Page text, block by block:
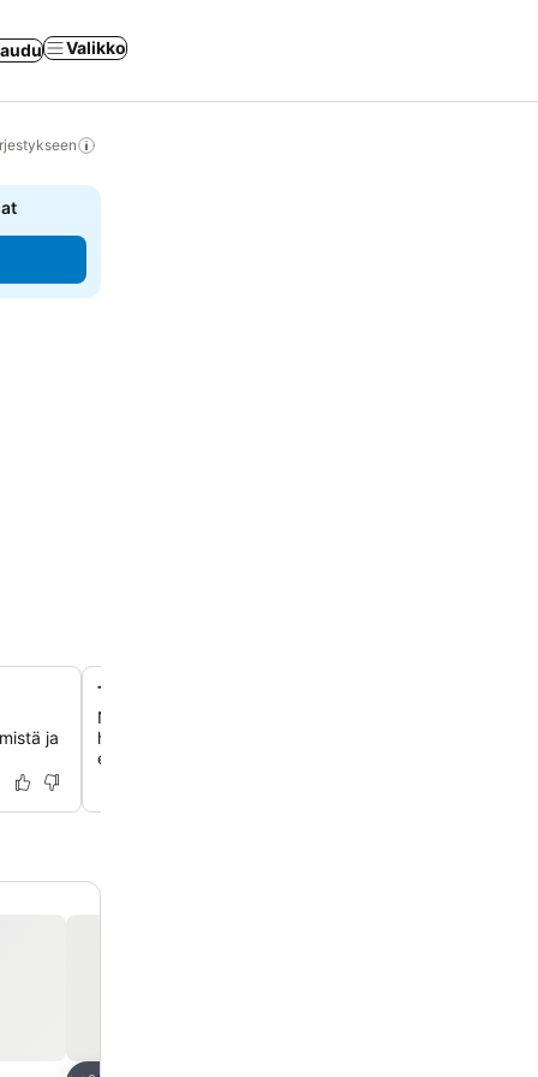
Valikko
ja
Thyme-ravintola monipuoliseen ruokailuun
Nauti aterioista hotellin omassa Thyme-ravintolassa,
hyvän valikoiman aamiaista ja illallista, ja sieltä löytyy
erilaisiin ruokavalioihin.